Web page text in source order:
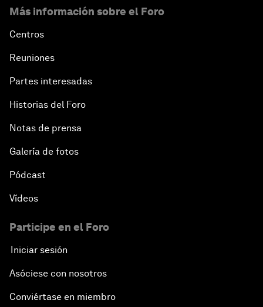
Más información sobre el Foro
Centros
Reuniones
Partes interesadas
Historias del Foro
Notas de prensa
Galería de fotos
Pódcast
Vídeos
Participe en el Foro
Iniciar sesión
Asóciese con nosotros
Conviértase en miembro